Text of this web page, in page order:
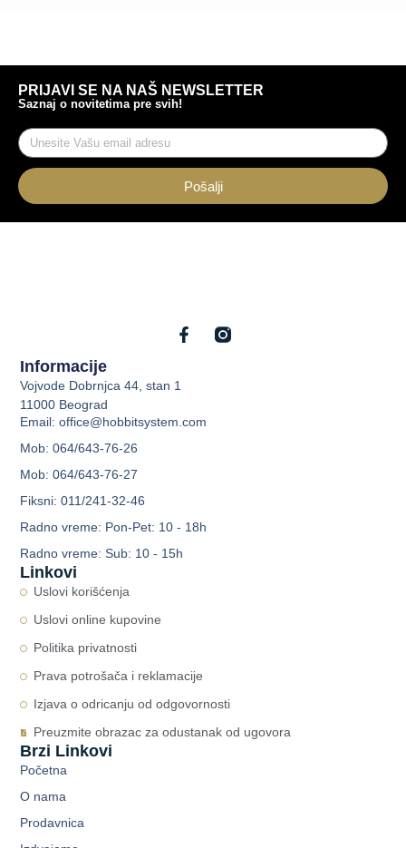
PRIJAVI SE NA NAŠ NEWSLETTER
Saznaj o novitetima pre svih!
Pošalji
Linkovi
Uslovi korišćenja
Uslovi online kupovine
Politika privatnosti
Prava potrošača i reklamacije
Izjava o odricanju od odgovornosti
Preuzmite obrazac za odustanak od ugovora
Brzi Linkovi
Početna
O nama
Prodavnica
Informacije
Vojvode Dobrnjca 44, stan 1
11000 Beograd
Email: office@hobbitsystem.com
Mob: 064/643-76-26
Mob: 064/643-76-27
Fiksni: 011/241-32-46
Radno vreme: Pon-Pet: 10 - 18h
Radno vreme: Sub: 10 - 15h